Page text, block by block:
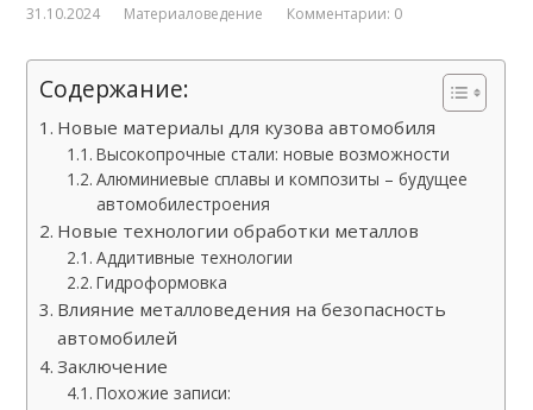
31.10.2024 Материаловедение Комментарии: 0
Содержание:
Новые материалы для кузова автомобиля
Высокопрочные стали: новые возможности
Алюминиевые сплавы и композиты – будущее
автомобилестроения
Новые технологии обработки металлов
Аддитивные технологии
Гидроформовка
Влияние металловедения на безопасность
автомобилей
Заключение
Похожие записи: